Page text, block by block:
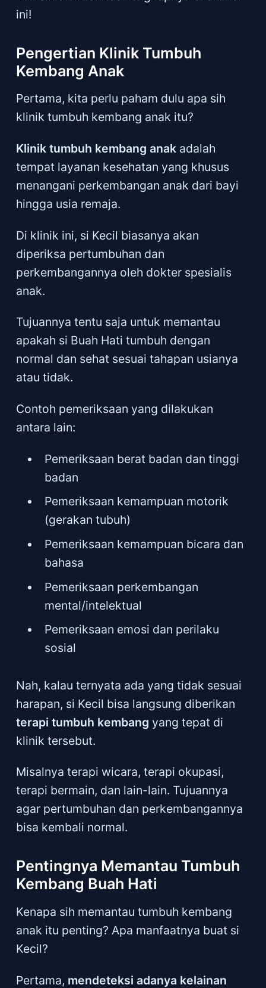
ini!
Pengertian Klinik Tumbuh
Kembang Anak
Pertama, kita perlu paham dulu apa sih
klinik tumbuh kembang anak itu?
Klinik tumbuh kembang anakadalah
tempat layanan kesehatan yang khusus
menangani perkembangan anak dari bayi
hingga usia remaja.
Di klinik ini, si Kecil biasanya akan
diperiksa pertumbuhan dan
perkembangannya oleh dokter spesialis
anak.
Tujuannya tentu saja untuk memantau
apakah si Buah Hati tumbuh dengan
normal dan sehat sesuai tahapan usianya
atau tidak.
Contoh pemeriksaan yang dilakukan
antara lain:
Pemeriksaan berat badan dan tinggi
badan
Pemeriksaan kemampuan motorik
(gerakan tubuh)
Pemeriksaan kemampuan bicara dan
bahasa
Pemeriksaan perkembangan
mental/intelektual
Pemeriksaan emosi dan perilaku
sosial
Nah, kalau ternyata ada yang tidak sesuai
harapan, si Kecil bisa langsung diberikan
terapi tumbuh kembang yang tepat di
klinik tersebut.
Misalnya terapi wicara, terapi okupasi,
terapi bermain, dan lain-lain. Tujuannya
agar pertumbuhan dan perkembangannya
bisa kembali normal.
Pentingnya Memantau Tumbuh
Kembang Buah Hati
Kenapa sih memantau tumbuh kembang
anak itu penting? Apa manfaatnya buat si
Kecil?
Pertama, mendeteksi adanya kelainan